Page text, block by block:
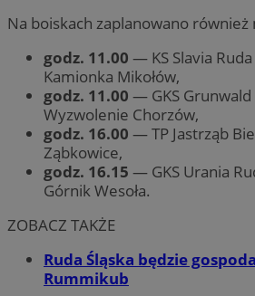
Na boiskach zaplanowano również
godz. 11.00 — KS Slavia Ruda
Kamionka Mikołów,
godz. 11.00 — GKS Grunwald
Wyzwolenie Chorzów,
godz. 16.00 — TP Jastrząb
Ząbkowice,
godz. 16.15 — GKS Urania
Górnik Wesoła.
ZOBACZ TAKŻE
Ruda Śląska będzie
Rummikub